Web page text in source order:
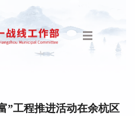
”工程推进活动在余杭区